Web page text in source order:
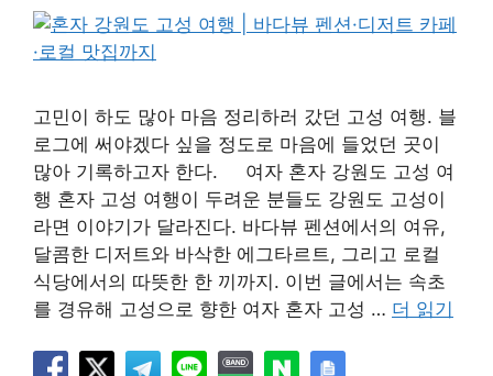
고민이 하도 많아 마음 정리하러 갔던 고성 여행. 블
로그에 써야겠다 싶을 정도로 마음에 들었던 곳이
많아 기록하고자 한다. 여자 혼자 강원도 고성 여
행 혼자 고성 여행이 두려운 분들도 강원도 고성이
라면 이야기가 달라진다. 바다뷰 펜션에서의 여유,
달콤한 디저트와 바삭한 에그타르트, 그리고 로컬
식당에서의 따뜻한 한 끼까지. 이번 글에서는 속초
를 경유해 고성으로 향한 여자 혼자 고성 … 더 읽기